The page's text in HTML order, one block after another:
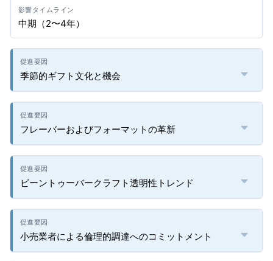
中期（2〜4年）
季節的ギフト文化と機会
フレーバーおよびフォーマットの革新
ビーントゥーバークラフト透明性トレンド
小売業者による倫理的調達へのコミットメント